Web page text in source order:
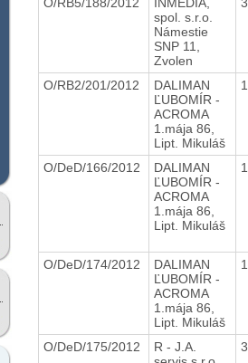
spol. s.r.o.
Námestie
SNP 11,
Zvolen
O/RB2/201/2012
DALIMAN
ĽUBOMÍR -
ACROMA
1.mája 86,
Lipt. Mikuláš
O/DeD/166/2012
DALIMAN
ĽUBOMÍR -
ACROMA
1.mája 86,
Lipt. Mikuláš
O/DeD/174/2012
DALIMAN
ĽUBOMÍR -
ACROMA
1.mája 86,
Lipt. Mikuláš
O/DeD/175/2012
R - J.A.